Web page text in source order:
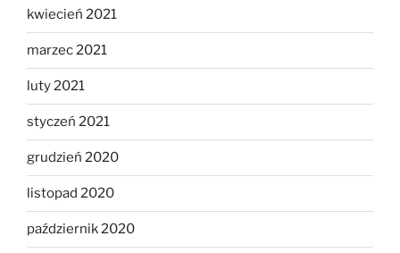
kwiecień 2021
marzec 2021
luty 2021
styczeń 2021
grudzień 2020
listopad 2020
październik 2020